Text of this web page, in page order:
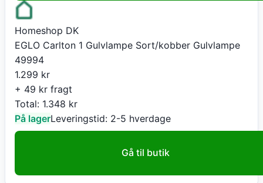
Homeshop DK
EGLO Carlton 1 Gulvlampe Sort/kobber Gulvlampe
49994
1.299 kr
+ 49 kr fragt
Total: 1.348 kr
På lagerLeveringstid: 2-5 hverdage
Gå til butik